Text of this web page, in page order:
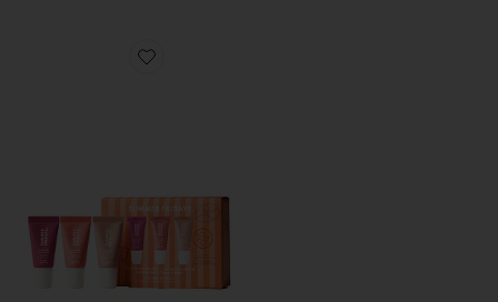
Favorite SWEET SUMMER MINIS 립밤